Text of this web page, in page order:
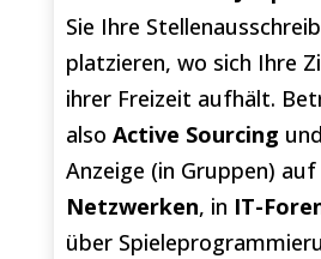
Sie Ihre
platzieren, wo sich Ihre
ihrer Freizeit aufhält.
also Active Sourcing
Anzeige (in Gruppen) auf
Netzwerken, in IT-
über